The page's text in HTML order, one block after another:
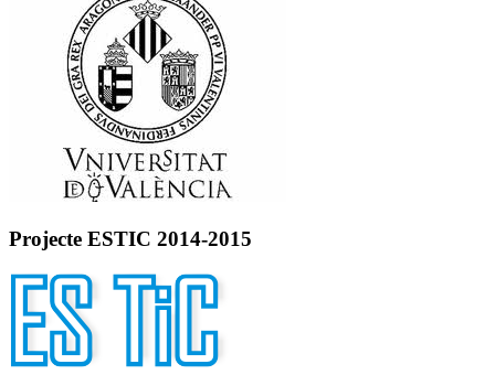
Projecte ESTIC 2014-2015